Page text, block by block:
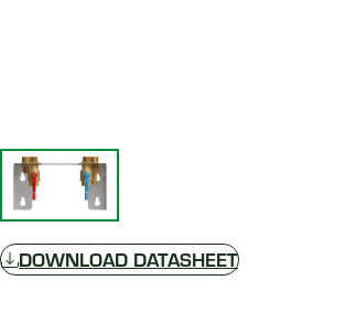
DOWNLOAD DATASHEET